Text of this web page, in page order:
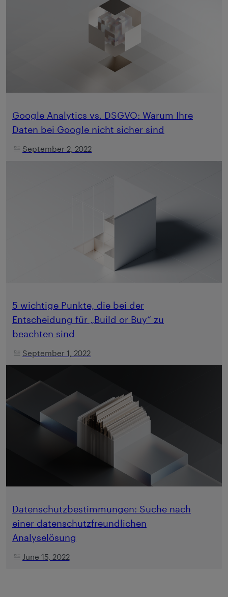
Google Analytics vs. DSGVO: Warum Ihre
Daten bei Google nicht sicher sind
September 2, 2022
5 wichtige Punkte, die bei der
Entscheidung für „Build or Buy“ zu
beachten sind
September 1, 2022
Datenschutzbestimmungen: Suche nach
einer datenschutzfreundlichen
Analyselösung
June 15, 2022